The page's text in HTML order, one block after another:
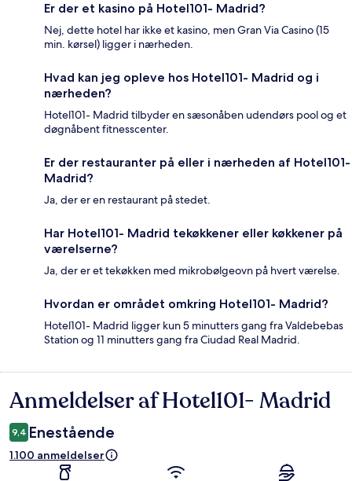
Er der et kasino på Hotel101- Madrid?
Nej, dette hotel har ikke et kasino, men Gran Via Casino (15
min. kørsel) ligger i nærheden.
Hvad kan jeg opleve hos Hotel101- Madrid og i
nærheden?
Hotel101- Madrid tilbyder en sæsonåben udendørs pool og et
døgnåbent fitnesscenter.
Er der restauranter på eller i nærheden af Hotel101-
Madrid?
Ja, der er en restaurant på stedet.
Har Hotel101- Madrid tekøkkener eller køkkener på
værelserne?
Ja, der er et tekøkken med mikrobølgeovn på hvert værelse.
Hvordan er området omkring Hotel101- Madrid?
Hotel101- Madrid ligger kun 5 minutters gang fra Valdebebas
Station og 11 minutters gang fra Ciudad Real Madrid.
Anmeldelser
Anmeldelser af Hotel101- Madrid
9,4 Enestående
1.100 anmeldelser